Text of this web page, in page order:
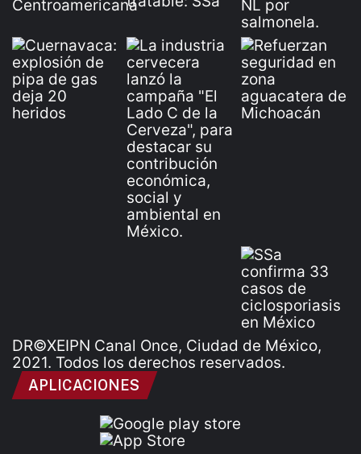
DR©XEIPN Canal Once, Ciudad de México,
2021. Todos los derechos reservados.
APLICACIONES